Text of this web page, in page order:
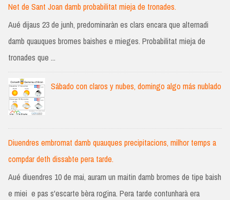
Net de Sant Joan damb probabilitat mieja de tronades.
Aué dijaus 23 de junh, predominaràn es clars encara que alternadi
damb quauques bromes baishes e mieges. Probabilitat mieja de
tronades que ...
Sábado con claros y nubes, domingo algo más nublado
Diuendres embromat damb quauques precipitacions, milhor temps a
compdar deth dissabte pera tarde.
Aué diuendres 10 de mai, auram un maitin damb bromes de tipe baish
e miei e pas s'escarte bèra rogina. Pera tarde contunharà era